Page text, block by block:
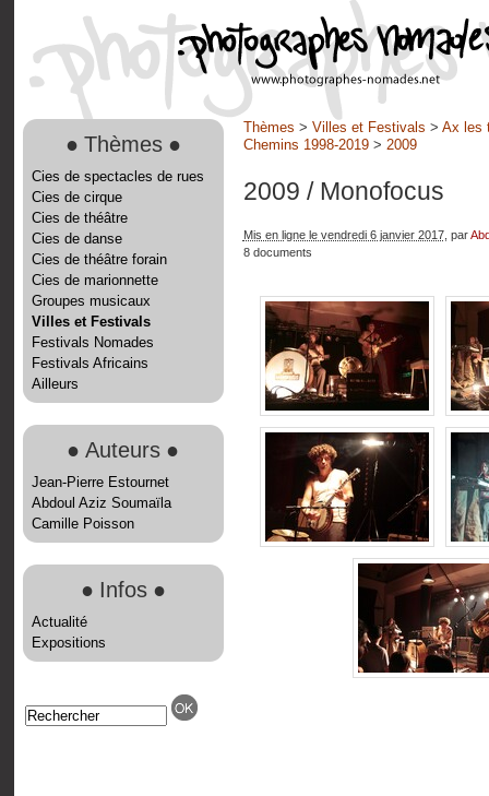
● Thèmes ●
Cies de spectacles de rues
Cies de cirque
Cies de théâtre
Cies de danse
Cies de théâtre forain
Cies de marionnette
Groupes musicaux
Villes et Festivals
Festivals Nomades
Festivals Africains
Ailleurs
● Auteurs ●
Jean-Pierre Estournet
Abdoul Aziz Soumaïla
Camille Poisson
● Infos ●
Actualité
Expositions
Thèmes > Villes et Festivals > Ax les
Chemins 1998-2019> 2009
2009 / Monofocus
Mis en ligne le vendredi 6 janvier 2017, par
8 documents